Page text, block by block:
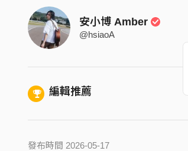
安小博 Amber
@hsiaoA
編輯推薦
發布時間 2026-05-17